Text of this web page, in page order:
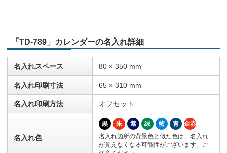
「TD-789」カレンダーの名入れ詳細
名入れスペース 80 × 350 mm
名入れ印刷寸法 65 × 310 mm
名入れ印刷方法 オフセット
名入れ色
黒 朱 紫 緑 藍 青
金赤
名入れ箇所の背景色と似た色は、名入れ
が見えなくなる可能性がございます。ご